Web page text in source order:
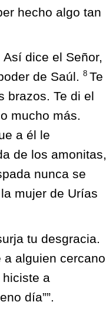
hecho algo tan
dice el Señor,
de Saúl. 8 Te
brazos. Te di el
mucho más.
a él le
de los amonitas,
nunca se
mujer de Urías
tu desgracia.
alguien cercano
hiciste a
día””.